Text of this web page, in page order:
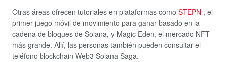
Otras áreas ofrecen tutoriales en plataformas como STEPN , el
primer juego móvil de movimiento para ganar basado en la
cadena de bloques de Solana, y Magic Eden, el mercado NFT
más grande. Allí, las personas también pueden consultar el
teléfono blockchain Web3 Solana Saga.